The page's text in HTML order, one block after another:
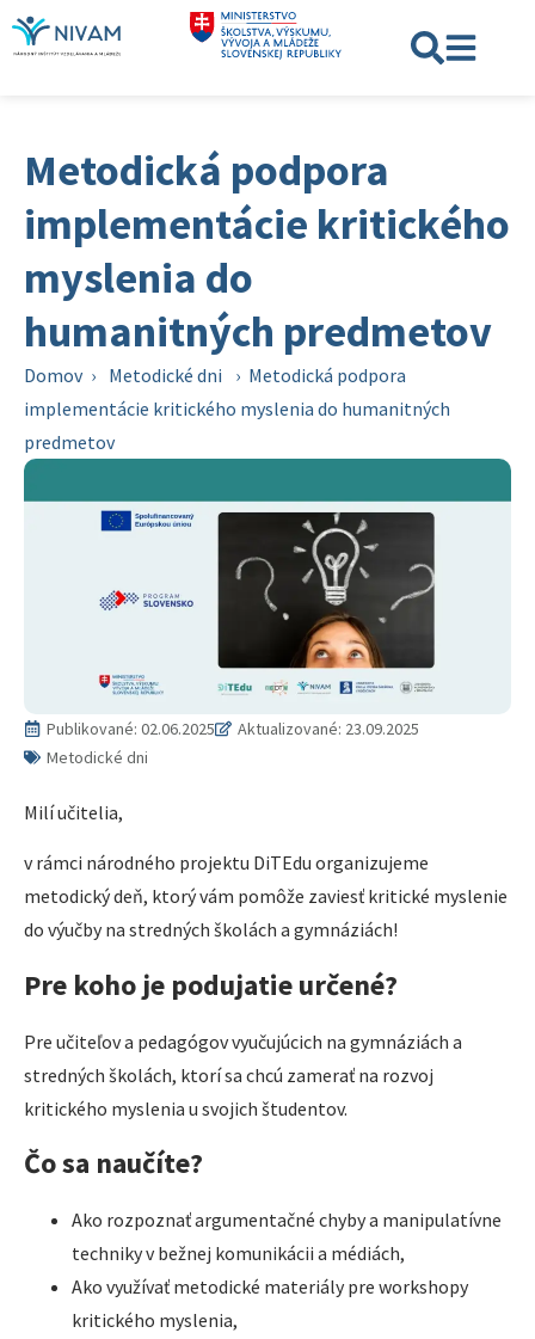
Metodická podpora
implementácie kritického
myslenia do
humanitných predmetov
Domov › Metodické dni › Metodická podpora
implementácie kritického myslenia do humanitných
predmetov
Publikované: 02.06.2025
Aktualizované: 23.09.2025
Metodické dni
Milí učitelia,
v rámci národného projektu DiTEdu organizujeme
metodický deň, ktorý vám pomôže zaviesť kritické myslenie
do výučby na stredných školách a gymnáziách!
Pre koho je podujatie určené?
Pre učiteľov a pedagógov vyučujúcich na gymnáziách a
stredných školách, ktorí sa chcú zamerať na rozvoj
kritického myslenia u svojich študentov.
Čo sa naučíte?
Ako rozpoznať argumentačné chyby a manipulatívne
techniky v bežnej komunikácii a médiách,
Ako využívať metodické materiály pre workshopy
kritického myslenia,